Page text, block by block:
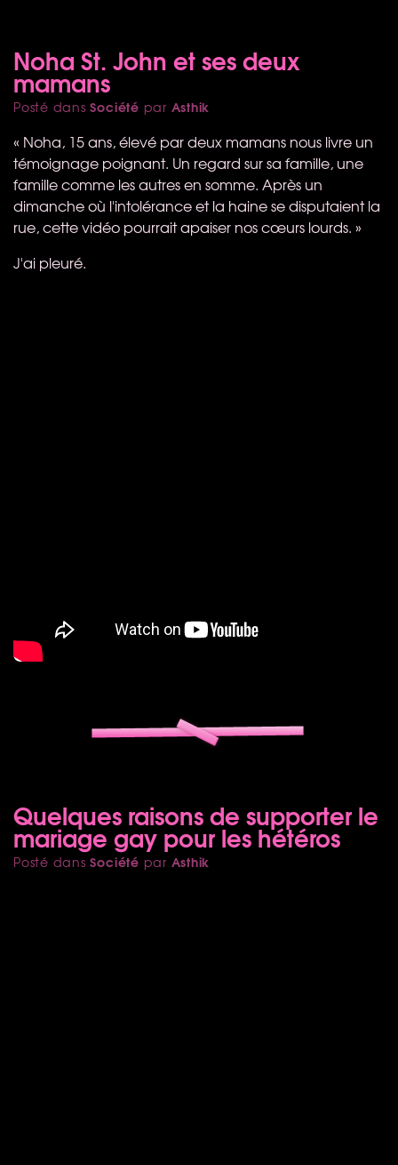
Noha St. John et ses deux
mamans
Posté dansSociété par Asthik
« Noha, 15 ans, élevé par deux mamans nous livre un
témoignage poignant. Un regard sur sa famille, une
famille comme les autres en somme. Après un
dimanche où l'intolérance et la haine se disputaient la
rue, cette vidéo pourrait apaiser nos cœurs lourds. »
J'ai pleuré.
Quelques raisons de supporter le
mariage gay pour les hétéros
Posté dansSociété par Asthik